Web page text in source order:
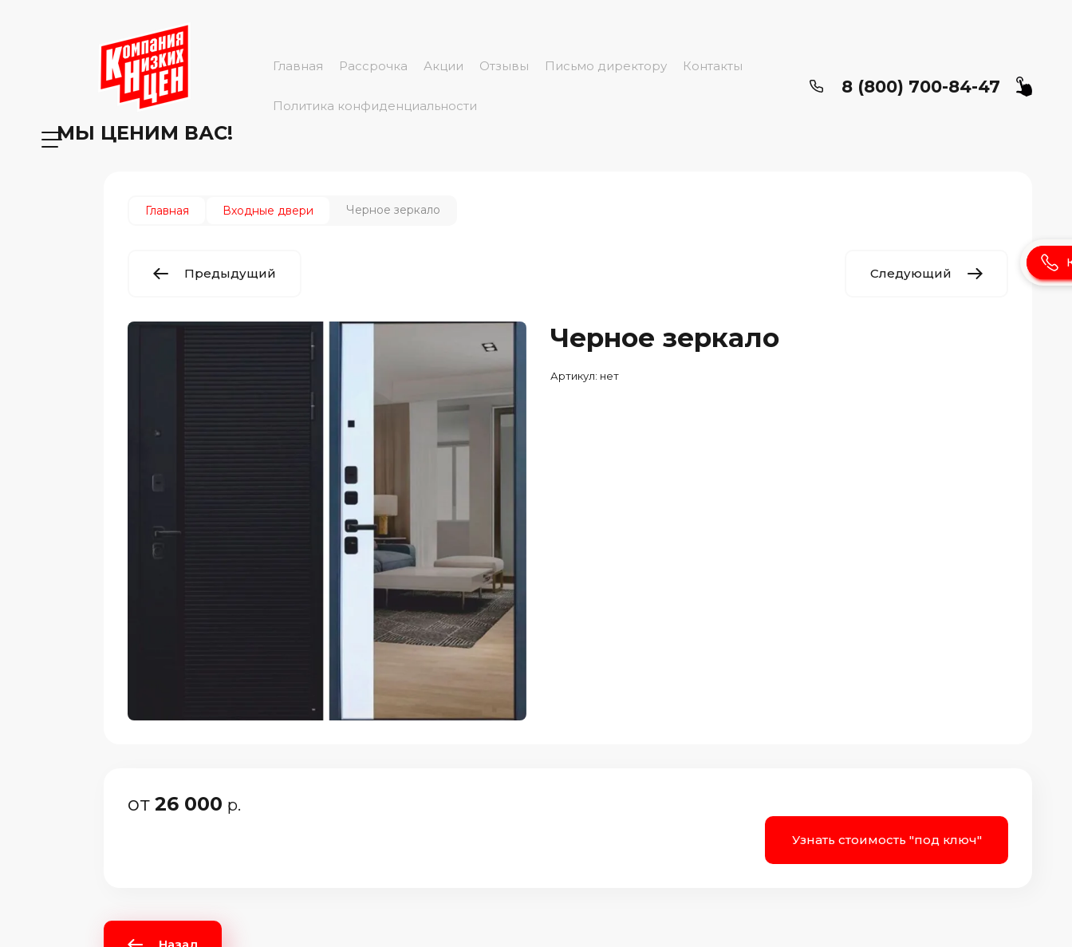
МЫ ЦЕНИМ ВАС!
Главная Рассрочка Акции Отзывы Письмо директору Контакты
Политика конфиденциальности
8 (800) 700-84-47
Главная Входные двери Черное зеркало
Предыдущий Следующий
Черное зеркало
Артикул: нет
от 26 000 р.
Узнать стоимость "под ключ"